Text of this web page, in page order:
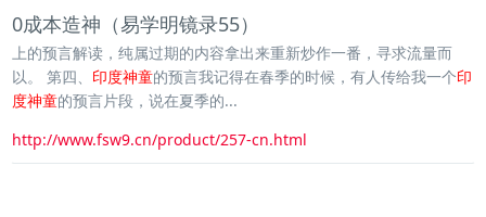
0成本造神（易学明镜录55）
上的预言解读，纯属过期的内容拿出来重新炒作一番，寻求流量而
以。 第四、 印度神童的预言我记得在春季的时候，有人传给我一个印
度神童的预言片段，说在夏季的...
http://www.fsw9.cn/product/257-cn.html